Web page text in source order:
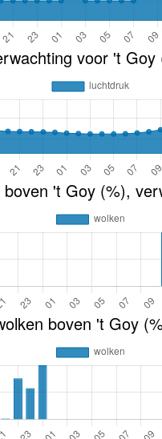
voor 't Goy
boven 't Goy (%),
boven 't Goy